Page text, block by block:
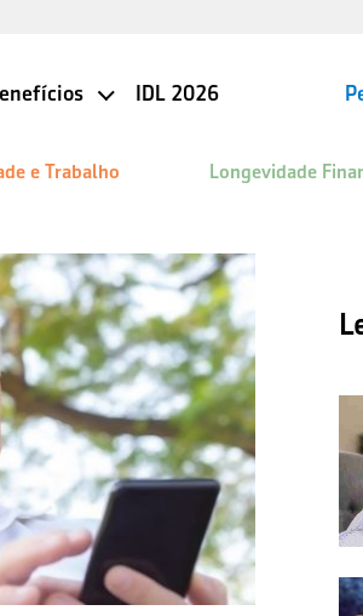
IDL 2026
e Trabalho Longevidade